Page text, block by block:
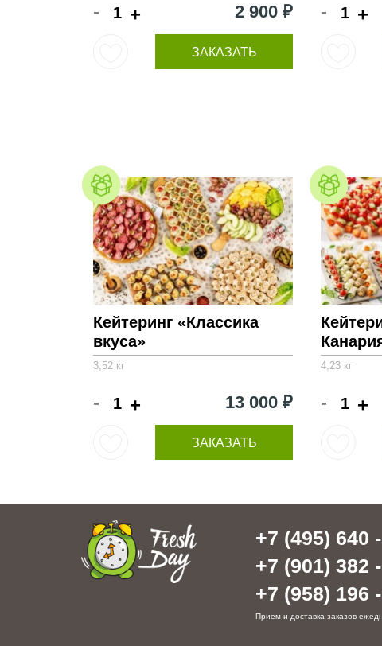
- + 2 900 ₽
ЗАКАЗАТЬ
- +
Кейтеринг «Классика
вкуса»
3,52 кг
- + 13 000 ₽
ЗАКАЗАТЬ
4,23 кг
- +
+7 (495) 640
+7 (901) 382
+7 (958) 196
Прием и доставка заказов